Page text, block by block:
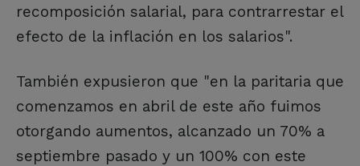
recomposición salarial, para contrarrestar el
efecto de la inflación en los salarios".
También expusieron que "en la paritaria que
comenzamos en abril de este año fuimos
otorgando aumentos, alcanzado un 70% a
septiembre pasado y un 100% con este